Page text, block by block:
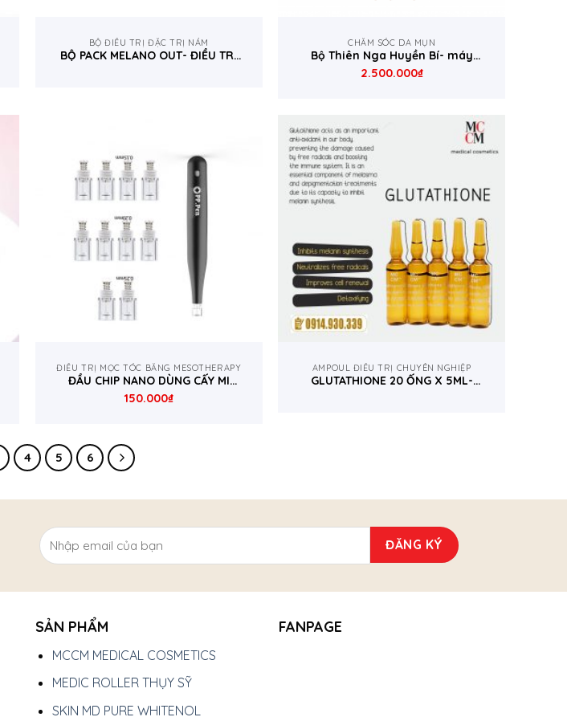
BỘ ĐIỀU TRỊ ĐẶC TRỊ NÁM
BỘ PACK MELANO OUT- ĐIỀU TRỊ
CHĂM SÓC DA MỤN
Bộ Thiên Nga Huyền Bí- máy
làm đẹp da và tẩy da chết 3 in 1
2.500.000₫
ĐIỀU TRỊ MỌC TÓC BẰNG MESOTHERAPY
ĐẦU CHIP NANO DÙNG CẤY MI
SINH HỌC
150.000₫
AMPOUL ĐIỀU TRỊ CHUYÊN NGHIỆP
GLUTATHIONE 20 ỐNG X 5ML-
4 5 6
SẢN PHẨM
MCCM MEDICAL COSMETICS
MEDIC ROLLER THỤY SỸ
SKIN MD PURE WHITENOL
FANPAGE